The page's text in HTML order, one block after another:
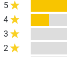
5
4
3
2